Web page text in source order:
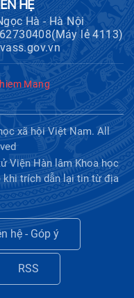
HỆ
Hà - Hà Nội
lẻ 4113)
xã hội Việt Nam. All
Viện Hàn lâm Khoa học
khi trích dẫn lại tin từ địa
hệ - Góp ý
RSS